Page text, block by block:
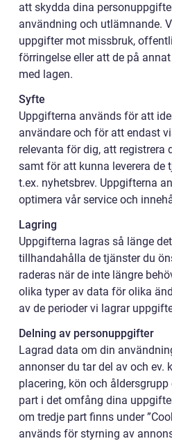
att skydda dina
användning och utlämnande.
uppgifter mot missbruk,
förringelse eller att de på
med lagen.
Syfte
Uppgifterna används för att
användare och för att endast
relevanta för dig, att registrera
samt för att kunna leverera de
t.ex. nyhetsbrev. Uppgifterna
optimera vår service och
Lagring
Uppgifterna lagras så länge
tillhandahålla de tjänster du
raderas när de inte längre
olika typer av data för olika
av de perioder vi lagrar
Delning av personuppgifter
Lagrad data om din
annonser du tar del av och ev.
placering, kön och
part i det omfång dina
om tredje part finns under
används för styrning av